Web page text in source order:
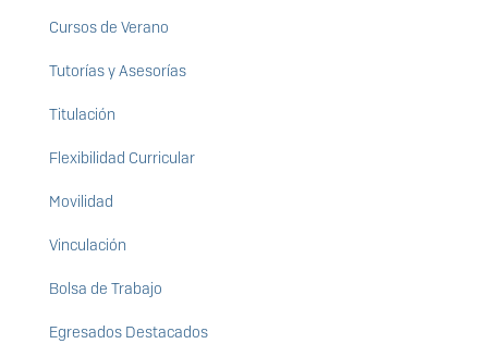
Cursos de Verano
Tutorías y Asesorías
Titulación
Flexibilidad Curricular
Movilidad
Vinculación
Bolsa de Trabajo
Egresados Destacados